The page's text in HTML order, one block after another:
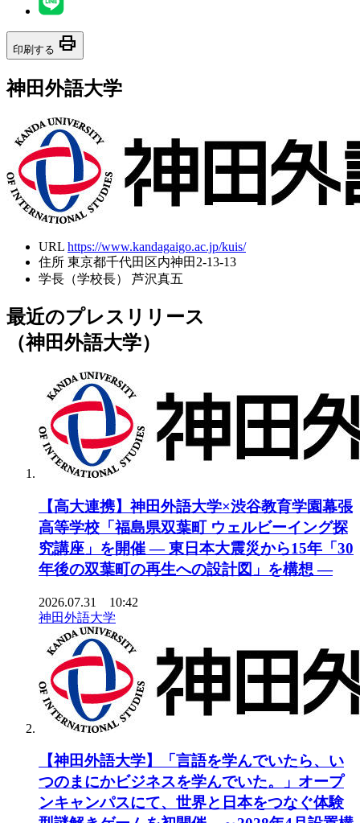
印刷する print
神田外語大学
URL https://www.kandagaigo.ac.jp/kuis/
住所 東京都千代田区内神田2-13-13
学長（学校長）
芦沢真五
最近のプレスリリース
（神田外語大学）
【高大連携】神田外語大学×渋谷教育学園幕張
高等学校「福島県双葉町 ウェルビーイング探
究講座」を開催 ― 東日本大震災から15年「30
年後の双葉町の再生への設計図」を構想 ―
2026.07.31 10:42
神田外語大学
【神田外語大学】「言語を学んでいたら、い
つのまにかビジネスを学んでいた。」オープ
ンキャンパスにて、世界と日本をつなぐ体験